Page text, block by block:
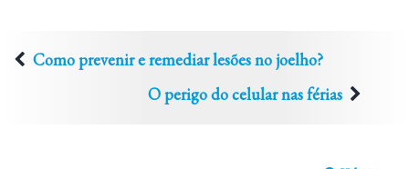
Como prevenir e remediar lesões no joelho?
O perigo do celular nas férias